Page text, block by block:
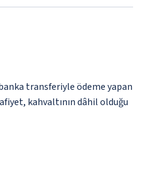
transferiyle ödeme yapan
kahvaltının dâhil olduğu